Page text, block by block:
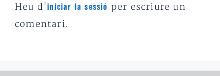
Heu d'iniciar la sessió
per escriure un
comentari.